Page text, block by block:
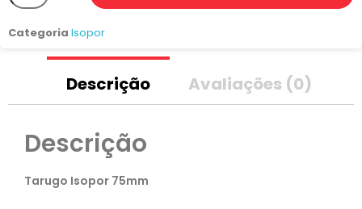
Categoria Isopor
Descrição Avaliações (0)
Descrição
Tarugo Isopor 75mm